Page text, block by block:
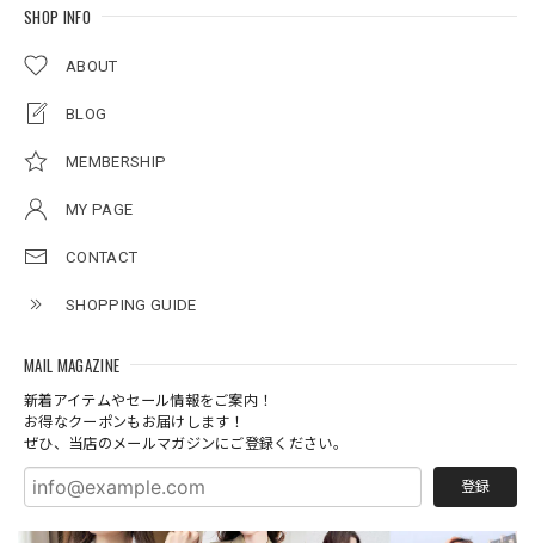
SHOP INFO
ABOUT
BLOG
MEMBERSHIP
MY PAGE
CONTACT
SHOPPING GUIDE
MAIL MAGAZINE
新着アイテムやセール情報をご案内！
お得なクーポンもお届けします！
ぜひ、当店のメールマガジンにご登録ください。
登録